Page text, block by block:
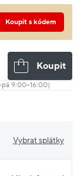
Koupit s kódem
Koupit
9:00–16:00)
Vybrat splátky